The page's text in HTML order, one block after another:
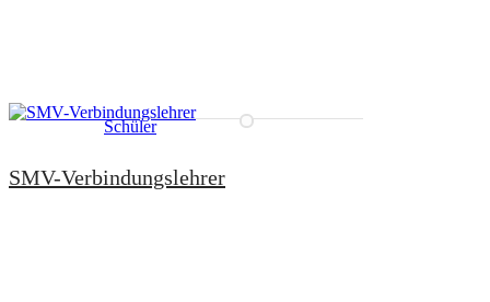
Nov 25, 2017 Schüler
SMV-Verbindungslehrer